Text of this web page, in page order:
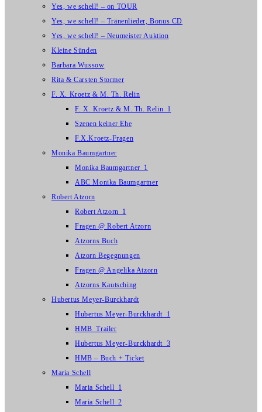
Yes, we schell! – on TOUR
Yes, we schell! – Tränenlieder, Bonus CD
Yes, we schell! – Neumeister Auktion
Kleine Sünden
Barbara Wussow
Rita & Carsten Stormer
F. X. Kroetz & M. Th. Relin
F. X. Kroetz & M. Th. Relin_1
Szenen keiner Ehe
F.X.Kroetz-Fragen
Monika Baumgartner
Monika Baumgartner_1
ABC Monika Baumgartner
Robert Atzorn
Robert Atzorn_1
Fragen @ Robert Atzorn
Atzorns Buch
Atzorn Begegnungen
Fragen @ Angelika Atzorn
Atzorns Kautsching
Hubertus Meyer-Burckhardt
Hubertus Meyer-Burckhardt_1
HMB_Trailer
Hubertus Meyer-Burckhardt_3
HMB – Buch + Ticket
Maria Schell
Maria Schell_1
Maria Schell_2